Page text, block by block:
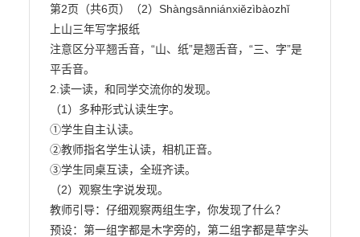
第2页（共6页）（2）Shàngsānniánxiězìbàozhǐ
上山三年写字报纸
注意区分平翘舌音，“山、纸”是翘舌音，“三、字”是
平舌音。
2.读一读，和同学交流你的发现。
（1）多种形式认读生字。
①学生自主认读。
②教师指名学生认读，相机正音。
③学生同桌互读，全班齐读。
（2）观察生字说发现。
教师引导：仔细观察两组生字，你发现了什么？
预设：第一组字都是木字旁的，第二组字都是草字头